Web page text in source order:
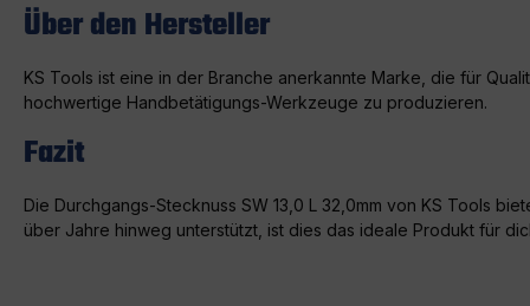
Über den Hersteller
KS Tools ist eine in der Branche anerkannte Marke, die für
hochwertige Handbetätigungs-Werkzeuge zu produzieren.
Fazit
Die Durchgangs-Stecknuss SW 13,0 L 32,0mm von KS Tools
über Jahre hinweg unterstützt, ist dies das ideale Produkt für